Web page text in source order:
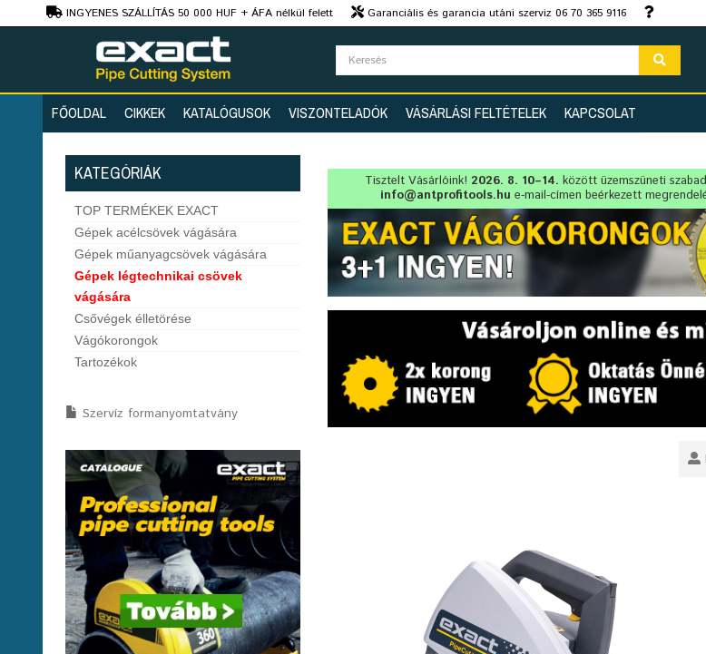
INGYENES SZÁLLÍTÁS 50 000 HUF + ÁFA nélkül felett
Garanciális és garancia utáni szerviz 06 70 365 9116
Szaktanácsadás
FŐOLDAL CIKKEK KATALÓGUSOK VISZONTELADÓK VÁSÁRLÁSI FELTÉTELEK KAPCSOLAT
KATEGÓRIÁK
TOP TERMÉKEK EXACT
Gépek acélcsövek vágására
Gépek műanyagcsövek vágására
Gépek légtechnikai csövek
vágására
Csővégek élletörése
Vágókorongok
Tartozékok
Szervíz formanyomtatvány
Tisztelt Vásárlóink!2026. 8. 10–14. között üzemszüneti
info@antprofitools.hu e-mail-címen beérkezett